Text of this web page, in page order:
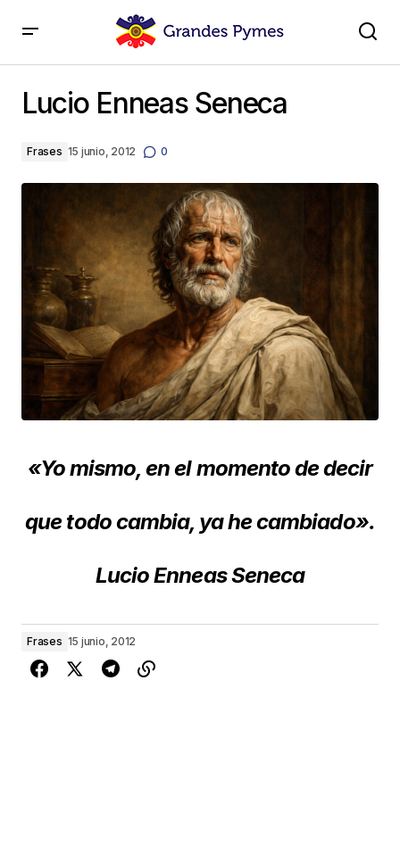
Lucio Enneas Seneca
Frases 15 junio, 2012 0
«Yo mismo, en el momento de decir
que todo cambia, ya he cambiado».
Lucio Enneas Seneca
Frases 15 junio, 2012